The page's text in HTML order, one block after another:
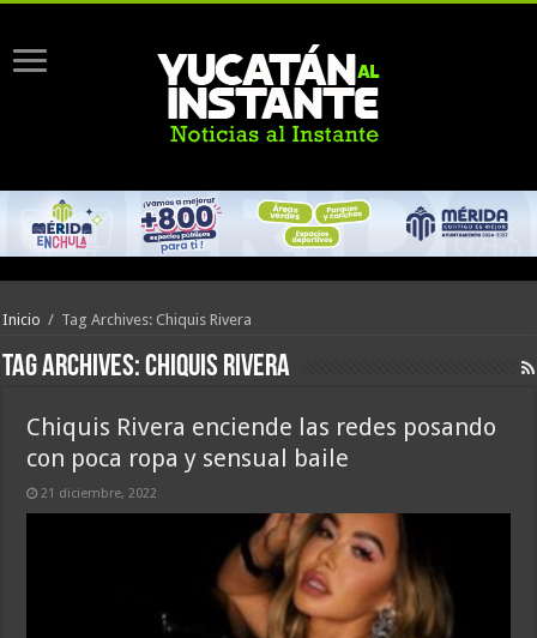
Inicio / Tag Archives: Chiquis Rivera
Tag Archives:Chiquis Rivera
Chiquis Rivera enciende las redes posando
con poca ropa y sensual baile
21 diciembre, 2022